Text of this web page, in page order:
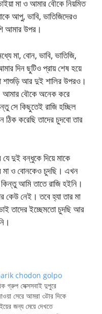
মা ও আমার বৌকে নিয়মিত
আপু, ভাবি, ভাতিজিদেরও
আমার উপর।
মা, বোন, ভাবি, ভাতিজি,
দিন ছুটিও প্রায় শেষ হয়ে
আর দুই শালির উপরও।
আমার বৌকে অনেক করে
সে কিছুতেই রাজি হচ্ছিল
ঠিক করেছি তাদের চুদবো তার
দুই বন্ধুকে দিয়ে মাকে
মা ও বোনকেও চুদছি। এখন
আমি তাতে রাজি হইনি।
কেউ নেই। তবে হ্যা তার মা
তাদের ইচ্ছেমতো চুদছি আর
chodon golpo
গ্রুপ সেক্সসবাই দুপুরে
সেরে আমরা ৩টার দিকে
জন্য মেয়ে দেখতে